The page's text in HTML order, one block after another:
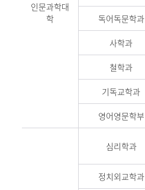
인문과학대
학
독어독문학과
사학과
철학과
기독교학과
영어영문학부
심리학과
정치외교학과